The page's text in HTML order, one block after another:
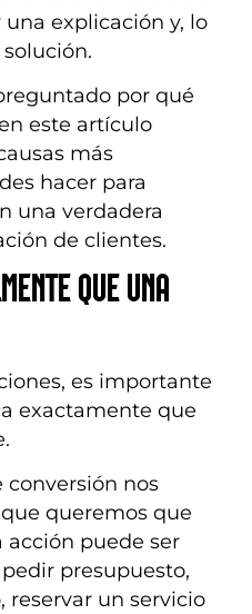
explicación y, lo
por qué
este artículo
más
hacer para
una verdadera
de clientes.
QUE UNA
es importante
exactamente que
conversión nos
queremos que
acción puede ser
presupuesto,
reservar un servicio